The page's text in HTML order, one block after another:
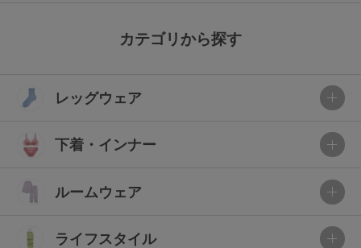
カテゴリから探す
レッグウェア
下着・インナー
ルームウェア
ライフスタイル